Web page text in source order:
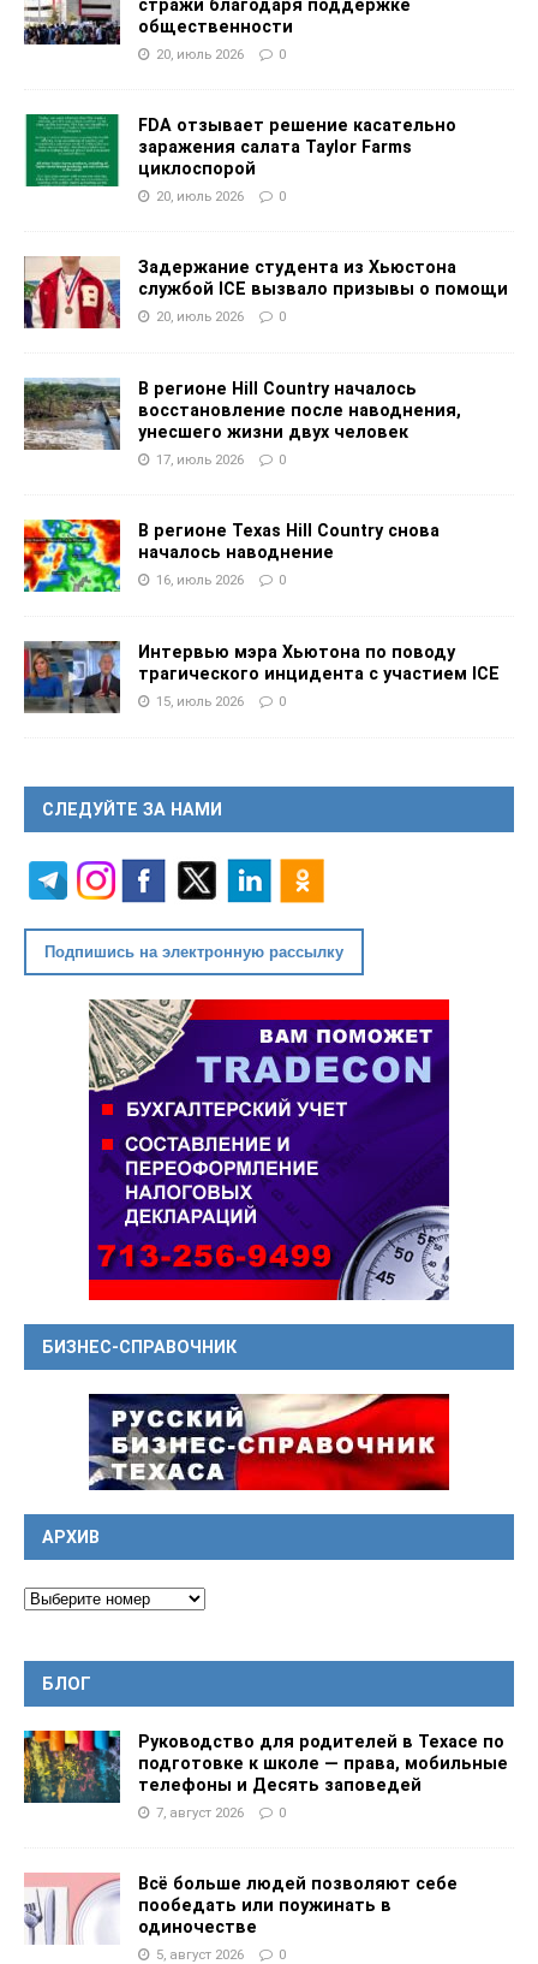
стражи благодаря поддержке
общественности
20, июль 2026 0
FDA отзывает решение касательно
заражения салата Taylor Farms
циклоспорой
20, июль 2026 0
Задержание студента из Хьюстона
службой ICE вызвало призывы о помощи
20, июль 2026 0
В регионе Hill Country началось
восстановление после наводнения,
унесшего жизни двух человек
17, июль 2026 0
В регионе Texas Hill Country снова
началось наводнение
16, июль 2026 0
Интервью мэра Хьютона по поводу
трагического инцидента с участием ICE
15, июль 2026 0
СЛЕДУЙТЕ ЗА НАМИ
Подпишись на электронную рассылку
БИЗНЕС-СПРАВОЧНИК
АРХИВ
БЛОГ
Руководство для родителей в Техасе по
подготовке к школе — права, мобильные
телефоны и Десять заповедей
7, август 2026 0
Всё больше людей позволяют себе
пообедать или поужинать в
одиночестве
5, август 2026 0